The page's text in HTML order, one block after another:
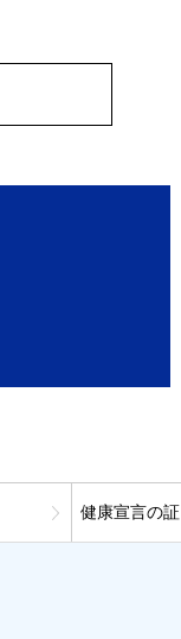
健康宣言の証